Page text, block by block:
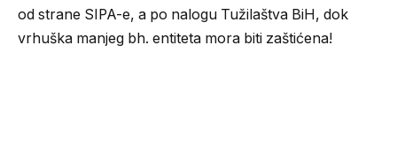
od strane SIPA-e, a po nalogu Tužilaštva BiH, dok
vrhuška manjeg bh. entiteta mora biti zaštićena!